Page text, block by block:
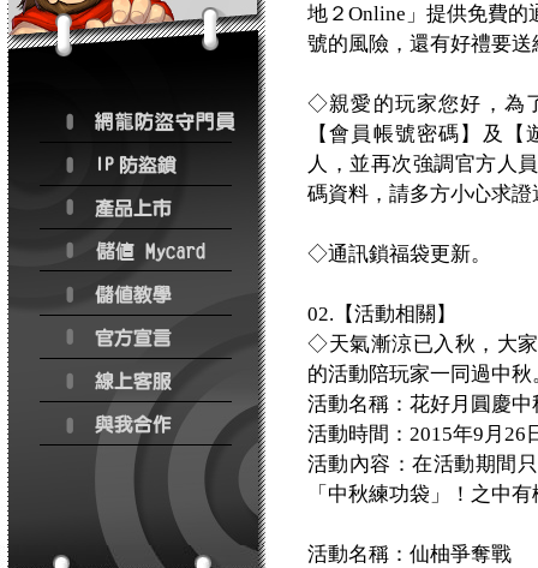
地２Online」提供免費
號的風險，還有好禮要送
◇親愛的玩家您好，為
【會員帳號密碼】及
人，並再次強調官方人
碼資料，請多方小心求
◇通訊鎖福袋更新。
02.【活動相關】
◇天氣漸涼已入秋，大
的活動陪玩家一同過中秋
活動名稱：花好月圓慶中
活動時間：2015年9月26
活動內容：在活動期間
「中秋練功袋」！之中
活動名稱：仙柚爭奪戰